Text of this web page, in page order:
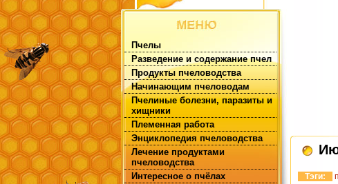
Пчелы
Разведение и содержание пчел
Продукты пчеловодства
Начинающим пчеловодам
Пчелиные болезни, паразиты и
хищники
Племенная работа
Энциклопедия пчеловодства
Лечение продуктами
пчеловодства
Интересное о пчёлах
Тэги: